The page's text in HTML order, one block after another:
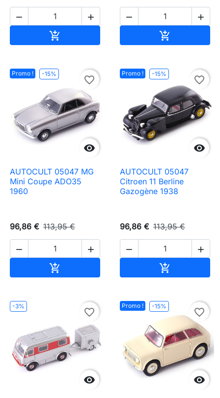
 

 

Promo ! -15%

favorite_border
AUTOCULT 05047 MG
Mini Coupe ADO35
1960
96,86 € 113,95 €
 

Promo ! -15%

favorite_border
AUTOCULT 05047
Citroen 11 Berline
Gazogène 1938
96,86 € 113,95 €
 

-3%

favorite_border
Promo ! -15%

favorite_border